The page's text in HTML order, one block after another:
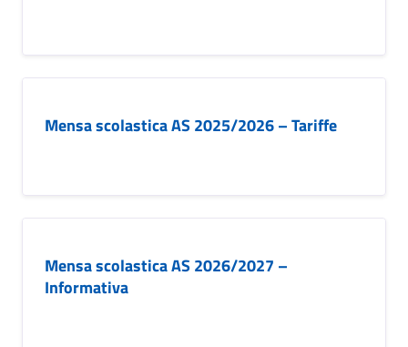
Mensa scolastica AS 2025/2026 – Tariffe
Mensa scolastica AS 2026/2027 –
Informativa